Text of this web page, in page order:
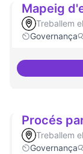
Mapeig
Treballem
Governança
Procés
Treballem
Governança